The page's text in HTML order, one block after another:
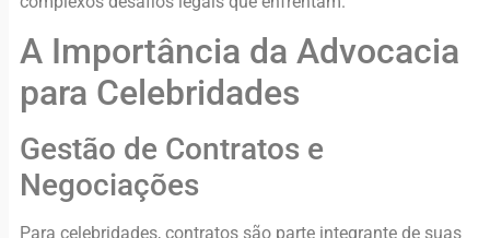
A Importância da Advocacia
para Celebridades
Gestão de Contratos e
Negociações
Para celebridades, contratos são parte integrante de suas